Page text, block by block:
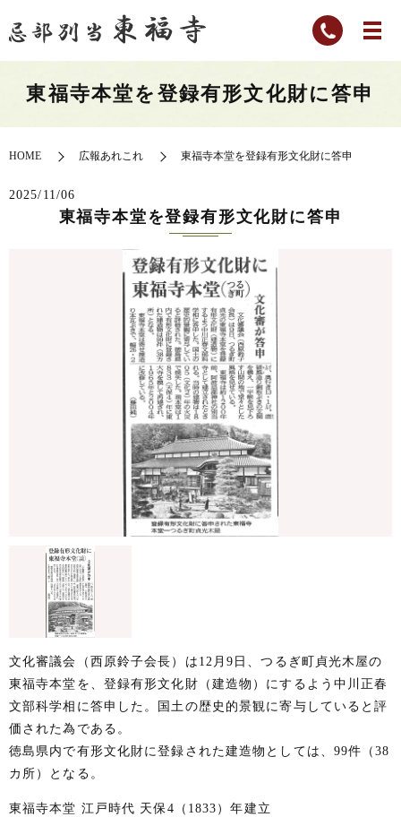
東福寺本堂を登録有形文化財に答申
HOME 広報あれこれ 東福寺本堂を登録有形文化財に答申
2025/11/06
東福寺本堂を登録有形文化財に答申
文化審議会（西原鈴子会長）は12月9日、つるぎ町貞光木屋の
東福寺本堂を、登録有形文化財（建造物）にするよう中川正春
文部科学相に答申した。国土の歴史的景観に寄与していると評
価された為である。
徳島県内で有形文化財に登録された建造物としては、99件（38
カ所）となる。
東福寺本堂 江戸時代 天保4（1833）年建立